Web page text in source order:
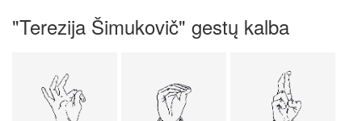
"Terezija Šimukovič" gestų kalba